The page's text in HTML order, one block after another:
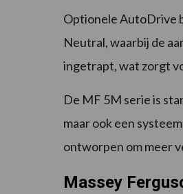
Optionele AutoDrive
Neutral, waarbij de
ingetrapt, wat zorgt
De MF 5M serie is
maar ook een
ontworpen om meer
Massey